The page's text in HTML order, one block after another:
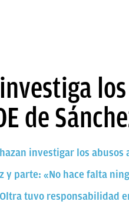
de
investigar los
y parte: «No hace falta
tuvo responsabilidad